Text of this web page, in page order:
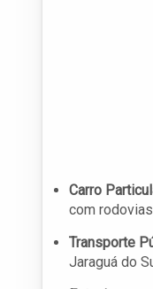
Carro
com
Transporte
Jaraguá do